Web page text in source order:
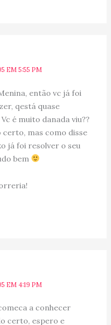
EM 5:55 PM
então vc já foi
qestá quase
é muito danada viu??
mas como disse
já foi resolver o seu
bem
EM 4:19 PM
a conhecer
certo, espero e